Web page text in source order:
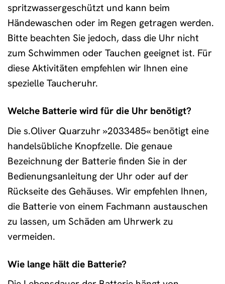
spritzwassergeschützt und kann beim
Händewaschen oder im Regen getragen werden.
Bitte beachten Sie jedoch, dass die Uhr nicht
zum Schwimmen oder Tauchen geeignet ist. Für
diese Aktivitäten empfehlen wir Ihnen eine
spezielle Taucheruhr.
Welche Batterie wird für die Uhr benötigt?
Die s.Oliver Quarzuhr »2033485« benötigt eine
handelsübliche Knopfzelle. Die genaue
Bezeichnung der Batterie finden Sie in der
Bedienungsanleitung der Uhr oder auf der
Rückseite des Gehäuses. Wir empfehlen Ihnen,
die Batterie von einem Fachmann austauschen
zu lassen, um Schäden am Uhrwerk zu
vermeiden.
Wie lange hält die Batterie?